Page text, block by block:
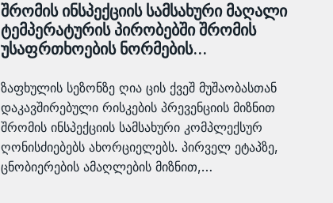
შრომის ინსპექციის სამსახური მაღალი
ტემპერატურის პირობებში შრომის
უსაფრთხოების ნორმების…
ზაფხულის სეზონზე ღია ცის ქვეშ მუშაობასთან
დაკავშირებული რისკების პრევენციის მიზნით
შრომის ინსპექციის სამსახური კომპლექსურ
ღონისძიებებს ახორციელებს. პირველ ეტაპზე,
ცნობიერების ამაღლების მიზნით,…